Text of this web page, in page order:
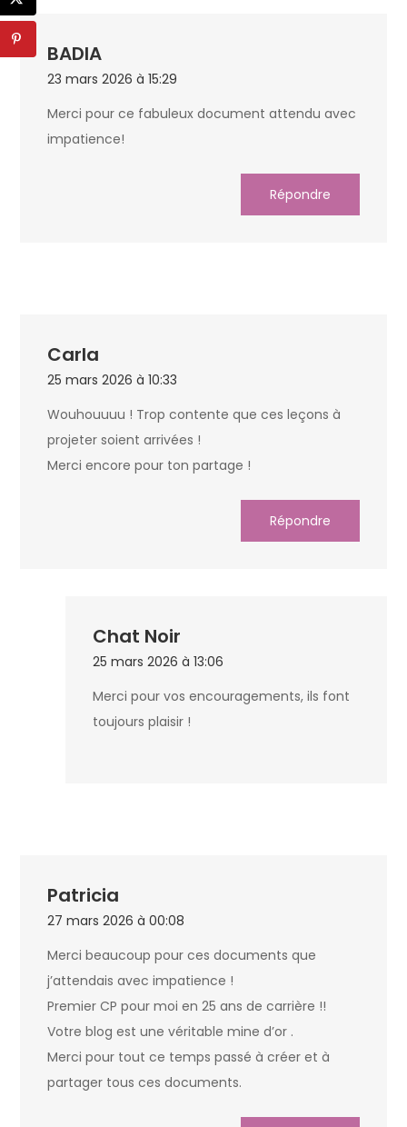
BADIA
23 mars 2026 à 15:29
Merci pour ce fabuleux document attendu avec
impatience!
Répondre
Carla
25 mars 2026 à 10:33
Wouhouuuu ! Trop contente que ces leçons à
projeter soient arrivées !
Merci encore pour ton partage !
Répondre
Chat Noir
25 mars 2026 à 13:06
Merci pour vos encouragements, ils font
toujours plaisir !
Patricia
27 mars 2026 à 00:08
Merci beaucoup pour ces documents que
j’attendais avec impatience !
Premier CP pour moi en 25 ans de carrière !!
Votre blog est une véritable mine d’or .
Merci pour tout ce temps passé à créer et à
partager tous ces documents.